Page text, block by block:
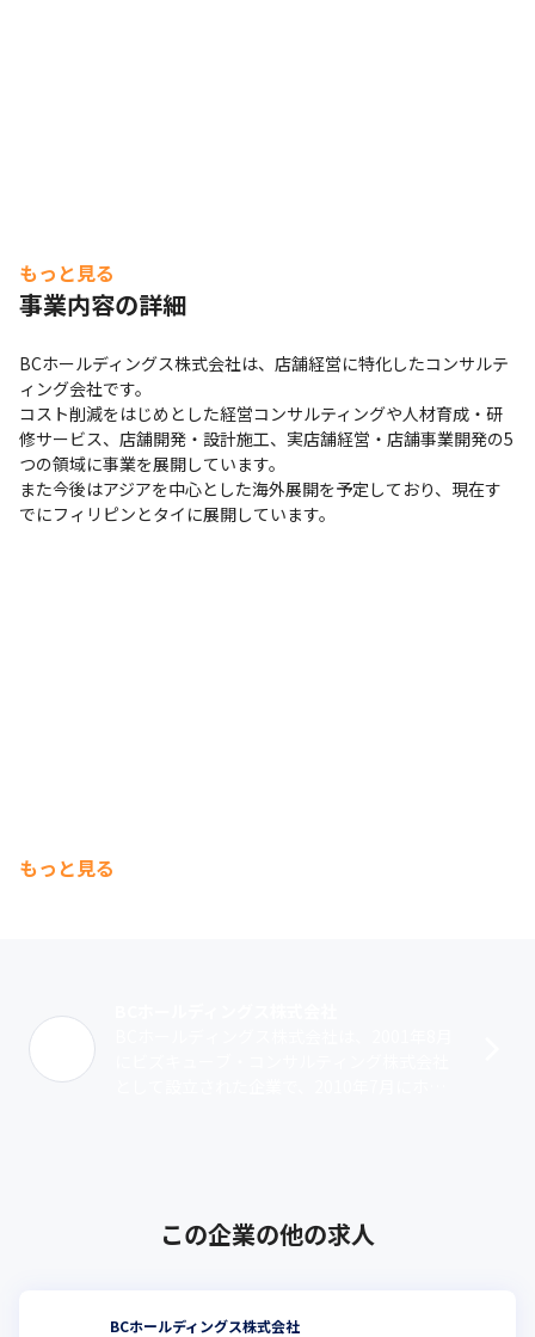
もっと見る
事業内容の詳細
BCホールディングス株式会社は、店舗経営に特化したコンサルテ
ィング会社です。
コスト削減をはじめとした経営コンサルティングや人材育成・研
修サービス、店舗開発・設計施工、実店舗経営・店舗事業開発の5
つの領域に事業を展開しています。
また今後はアジアを中心とした海外展開を予定しており、現在す
でにフィリピンとタイに展開しています。
もっと見る
この企業の他の求人
BCホールディングス株式会社